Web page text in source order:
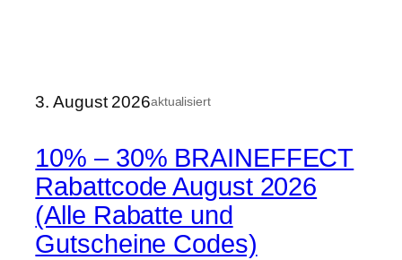
3. August 2026aktualisiert
10% – 30% BRAINEFFECT
Rabattcode August 2026
(Alle Rabatte und
Gutscheine Codes)